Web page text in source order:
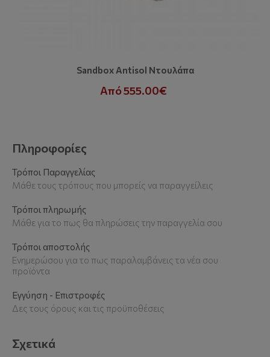
Sandbox Antisol Ντουλάπα
Από 555.00€
Πληροφορίες
Τρόποι Παραγγελίας
Μάθε τους τρόπους που μπορείς να παραγγείλεις
Τρόποι πληρωμής
Μάθε για το πως θα πληρώσεις την παραγγελία σου
Τρόποι αποστολής
Ενημερώσου για το πως παραλαμβάνεις τα νέα σου
προϊόντα
Εγγύηση - Επιστροφές
Δες τους όρους και τις προϋποθέσεις
Σχετικά